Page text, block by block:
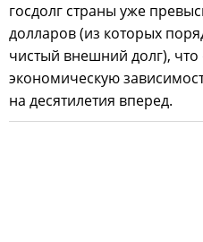
госдолг страны уже
долларов (из которых
чистый внешний долг), что
экономическую
на десятилетия вперед.